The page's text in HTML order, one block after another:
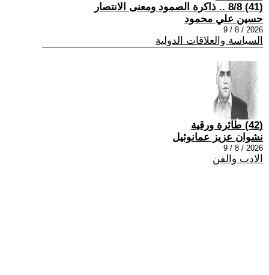
(41) 8/8 .. ذاكرة الصمود ومعنى الانتصار
حسين علي محمود
2026 / 8 / 9
السياسة والعلاقات الدولية
(42) طائرة ورقية
نشوان عزيز عمانوئيل
2026 / 8 / 9
الادب والفن